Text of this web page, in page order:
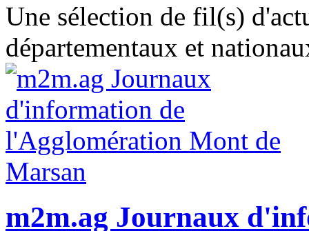
Une sélection de fil(s)
départementaux et
m2m.ag Journaux